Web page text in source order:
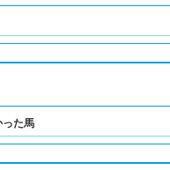
った馬